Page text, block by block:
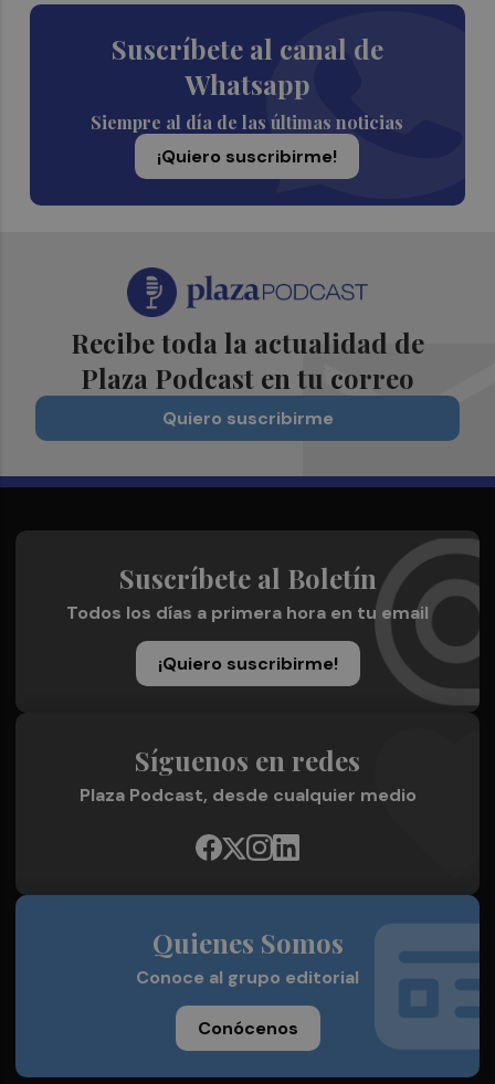
Suscríbete al canal de
Whatsapp
Siempre al día de las últimas noticias
¡Quiero suscribirme!
Recibe toda la actualidad de
Plaza Podcast en tu correo
Quiero suscribirme
Suscríbete al Boletín
Todos los días a primera hora en tu email
¡Quiero suscribirme!
Síguenos en redes
Plaza Podcast, desde cualquier medio
Quienes Somos
Conoce al grupo editorial
Conócenos